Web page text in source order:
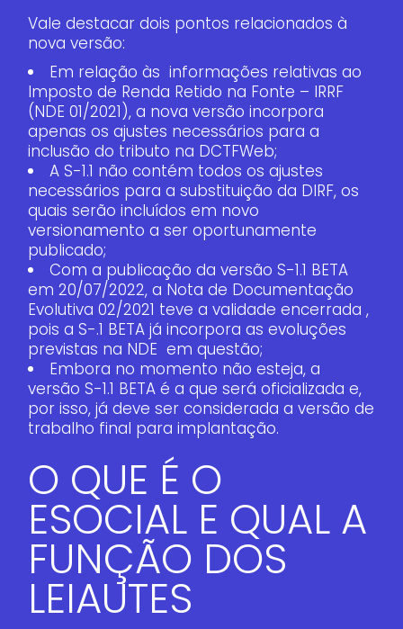
Vale destacar dois pontos relacionados à
nova versão:
Em relação às informações relativas ao
Imposto de Renda Retido na Fonte – IRRF
(NDE 01/2021), a nova versão incorpora
apenas os ajustes necessários para a
inclusão do tributo na DCTFWeb;
A S-1.1 não contém todos os ajustes
necessários para a substituição da DIRF, os
quais serão incluídos em novo
versionamento a ser oportunamente
publicado;
Com a publicação da versão S-1.1 BETA
em 20/07/2022, a Nota de Documentação
Evolutiva 02/2021 teve a validade encerrada ,
pois a S-.1 BETA já incorpora as evoluções
previstas na NDE em questão;
Embora no momento não esteja, a
versão S-1.1 BETA é a que será oficializada e,
por isso, já deve ser considerada a versão de
trabalho final para implantação.
O QUE É O
ESOCIAL E QUAL A
FUNÇÃO DOS
LEIAUTES